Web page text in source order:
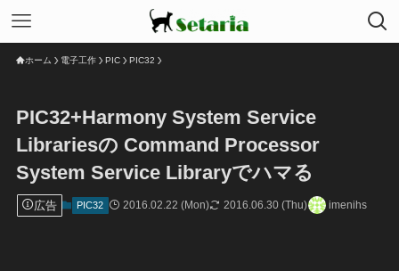
ホーム 電子工作 PIC PIC32
PIC32+Harmony System Service
Librariesの Command Processor
System Service Libraryでハマる
広告 PIC32 2016.02.22 (Mon) 2016.06.30 (Thu) imenihs